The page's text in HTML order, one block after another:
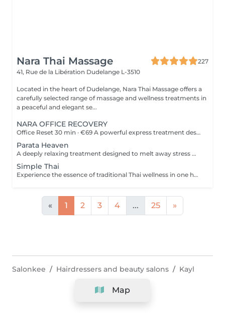
Nara Thai Massage
227
41, Rue de la Libération Dudelange L-3510
Located in the heart of Dudelange, Nara Thai Massage offers a
carefully selected range of massage and wellness treatments in
a peaceful and elegant se...
NARA OFFICE RECOVERY
Office Reset 30 min · €69 A powerful express treatment designed to release upper-body tension and calm the mind when time is limited. Includes: Upper Back Massage Neck & Shoulder Massage Acupressure Head Massage Targeted Hot Stones Cooling Jade Eye Mask Results: Looser muscles A lighter head Soothed, refreshed eyes A calmer mind Ideal during a lunch break or after work. Office Reset Plus 45 min · €89 A deeper upper-body recovery treatment with added foot relaxation for tired, heavy feet. Includes: Upper Back Massage Neck & Shoulder Massage Acupressure Head Massage Relaxing Foot Massage Targeted Hot Stones Cooling Jade Eye Mask Results: Reduced tension from prolonged sitting Refreshed feet and legs Renewed energy A calmer body and mind Executive Recovery 75 min · €139 Our complete head-to-toe ritual, created for accumulated stress and deeper physical fatigue. Includes: Detailed Back Massage Neck & Shoulder Massage Acupressure Head Massage Hand Acupressure Foot Reflexology Targeted Hot Stones Cooling Jade Eye Relaxation Results: Deeper muscular relaxation A lighter, re-energised body A calmer mind Restored balance and vitality Every treatment uses organic coconut oil and organic aromatherapy oils to soften the skin, ease muscular tension and promote deep relaxation.
Parata Heaven
A deeply relaxing treatment designed to melt away stress where it accumulates most. Combining a 60-minute Indian Head & Shoulder Massage with a 30-minute Office Syndrome Back & Shoulder Massage, this package focuses on the scalp, neck, shoulders, and upper back to release tension, calm the mind, and restore a feeling of lightness and wellbeing. Includes: Indian Head & Shoulder Massage 60 min Office Syndrome Back & Shoulder Massage 30 min
Simple Thai
Experience the essence of traditional Thai wellness in one harmonious ritual. Designed to relax the body, ease muscular tension, improve circulation, and restore a lasting sense of balance and wellbeing. Includes: Traditional Thai Oil Massage 90 min Thai Foot Reflexology 45 min
« 1 2 3 4 ... 25 »
Map
Salonkee Hairdressers and beauty salons Kayl